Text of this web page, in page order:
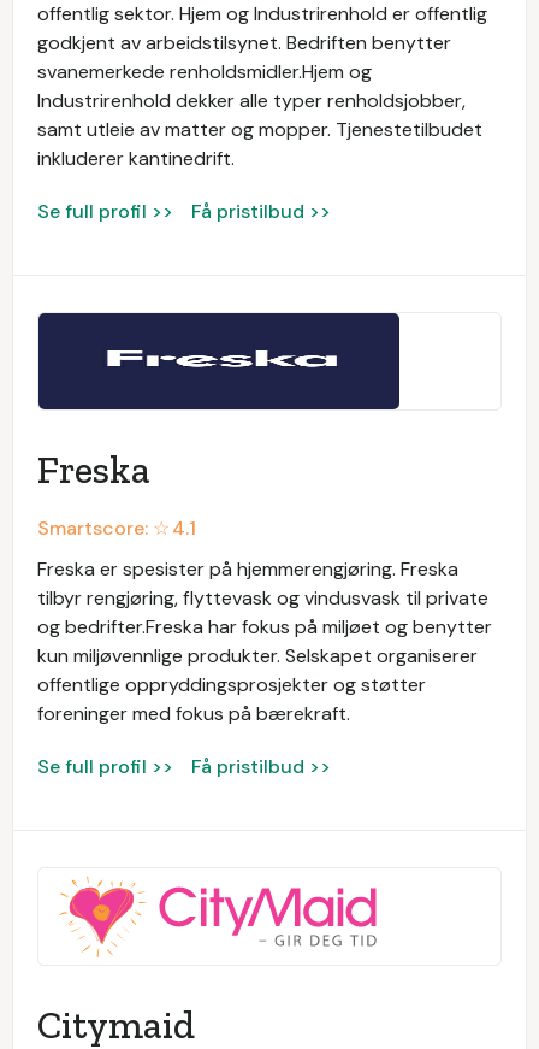
offentlig sektor. Hjem og Industrirenhold er offentlig
godkjent av arbeidstilsynet. Bedriften benytter
svanemerkede renholdsmidler.Hjem og
Industrirenhold dekker alle typer renholdsjobber,
samt utleie av matter og mopper. Tjenestetilbudet
inkluderer kantinedrift.
Se full profil >> Få pristilbud >>
Freska
Smartscore: ☆4.1
Freska er spesister på hjemmerengjøring. Freska
tilbyr rengjøring, flyttevask og vindusvask til private
og bedrifter.Freska har fokus på miljøet og benytter
kun miljøvennlige produkter. Selskapet organiserer
offentlige oppryddingsprosjekter og støtter
foreninger med fokus på bærekraft.
Se full profil >> Få pristilbud >>
Citymaid